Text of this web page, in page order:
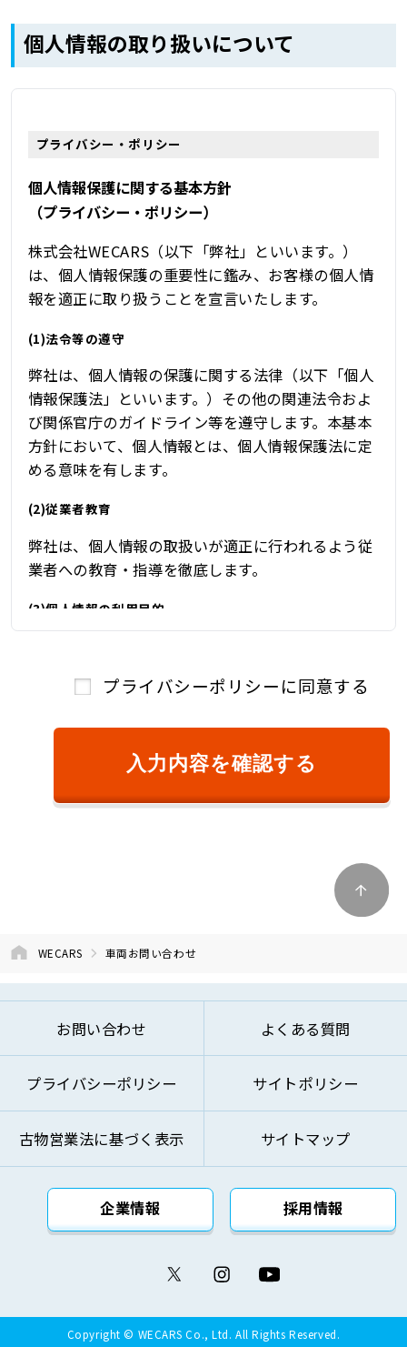
個人情報の取り扱いについて
プライバシー・ポリシー
個人情報保護に関する基本方針
（プライバシー・ポリシー）
株式会社WECARS（以下「弊社」といいます。）
は、個人情報保護の重要性に鑑み、お客様の個人情
報を適正に取り扱うことを宣言いたします。
(1)法令等の遵守
弊社は、個人情報の保護に関する法律（以下「個人
情報保護法」といいます。）その他の関連法令およ
び関係官庁のガイドライン等を遵守します。本基本
方針において、個人情報とは、個人情報保護法に定
める意味を有します。
(2)従業者教育
弊社は、個人情報の取扱いが適正に行われるよう従
業者への教育・指導を徹底します。
(3)個人情報の利用目的
で、適法かつ公正に利用し、その他の目的に利用す
①ご本人様確認のため
②商品またはサービスのご提供およびその対
価のご請求のため
④商品およびサービスの改善、企画、研究お
⑤お問い合わせへのご対応およびお客様への
⑦本基本方針記載の方法により第三者に対し
て提供するため
⑧その他自動車関連業およびこれらに付帯・
関連するサービスの提供のため
上記の利用目的を変更する場合には、変更後の利用
目的が変更前の利用目的と相当の関連性を有すると
合理的に認められる範囲においてのみ変更を行い、
その内容をご本人に対し、原則として書面等（電磁
的記録を含みます。）により通知し、または弊社の
ウェブサイト等により公表します。
弊社は、業務上必要な範囲で、適法かつ公正な手段
プライバシーポリシーに同意する
入力内容を確認する
WECARS 車両お問い合わせ
お問い合わせ よくある質問
プライバシーポリシー サイトポリシー
古物営業法に基づく表示 サイトマップ
企業情報 採用情報
Copyright © WECARS Co., Ltd. All Rights Reserved.